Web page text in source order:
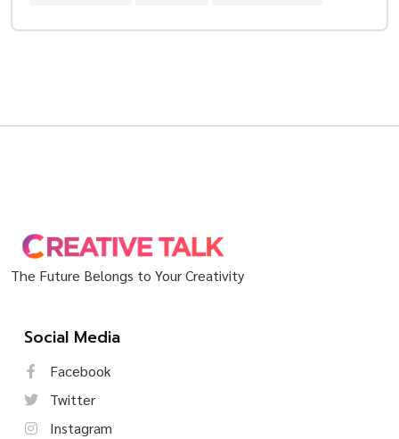
The Future Belongs to Your Creativity
Social Media
Facebook
Twitter
Instagram